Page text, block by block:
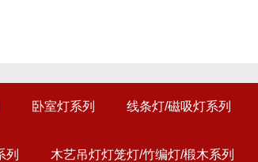
卧室灯系列 线条灯/磁吸灯系列
列 木艺吊灯灯笼灯/竹编灯/椴木系列